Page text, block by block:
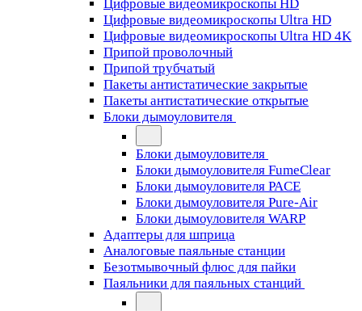
Цифровые видеомикроскопы HD
Цифровые видеомикроскопы Ultra HD
Цифровые видеомикроскопы Ultra HD 4K
Припой проволочный
Припой трубчатый
Пакеты антистатические закрытые
Пакеты антистатические открытые
Блоки дымоуловителя
Блоки дымоуловителя
Блоки дымоуловителя FumeClear
Блоки дымоуловителя PACE
Блоки дымоуловителя Pure-Air
Блоки дымоуловителя WARP
Адаптеры для шприца
Аналоговые паяльные станции
Безотмывочный флюс для пайки
Паяльники для паяльных станций